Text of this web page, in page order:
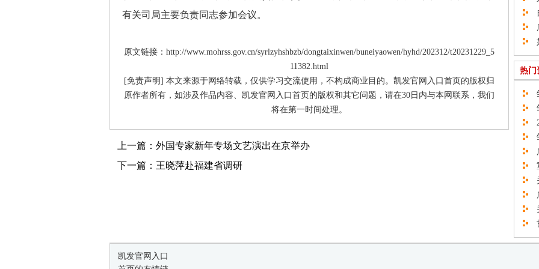
有关司局主要负责同志参加会议。
原文链接：http://www.mohrss.gov.cn/syrlzyhshbzb/dongtaixinwen/buneiyaowen/hyhd/202312/t20231229_5
11382.html
[免责声明] 本文来源于网络转载，仅供学习交流使用，不构成商业目的。凯发官网入口首页的版权归
原作者所有，如涉及作品内容、凯发官网入口首页的版权和其它问题，请在30日内与本网联系，我们
将在第一时间处理。
上一篇：外国专家新年专场文艺演出在京举办
下一篇：王晓萍赴福建省调研
热门
凯发官网入口